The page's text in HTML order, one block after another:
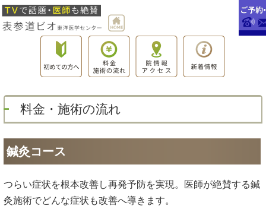
料金・施術の流れ
鍼灸コース
つらい症状を根本改善し再発予防を実現。医師が絶賛する鍼
灸施術でどんな症状も改善へ導きます。